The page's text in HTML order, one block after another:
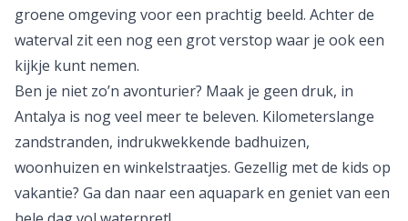
groene omgeving voor een prachtig beeld. Achter de
waterval zit een nog een grot verstop waar je ook een
kijkje kunt nemen.
Ben je niet zo’n avonturier? Maak je geen druk, in
Antalya is nog veel meer te beleven. Kilometerslange
zandstranden, indrukwekkende badhuizen,
woonhuizen en winkelstraatjes. Gezellig met de kids op
vakantie? Ga dan naar een aquapark en geniet van een